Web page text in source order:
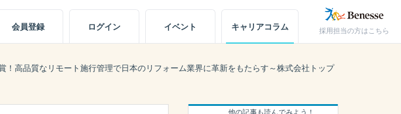
会員登録 ログイン イベント キャリアコラム 採用担当の方はこちら
！高品質なリモート施行管理で日本のリフォーム業界に革新をもたらす～株式会社トップ
他の記事も読んでみよう！